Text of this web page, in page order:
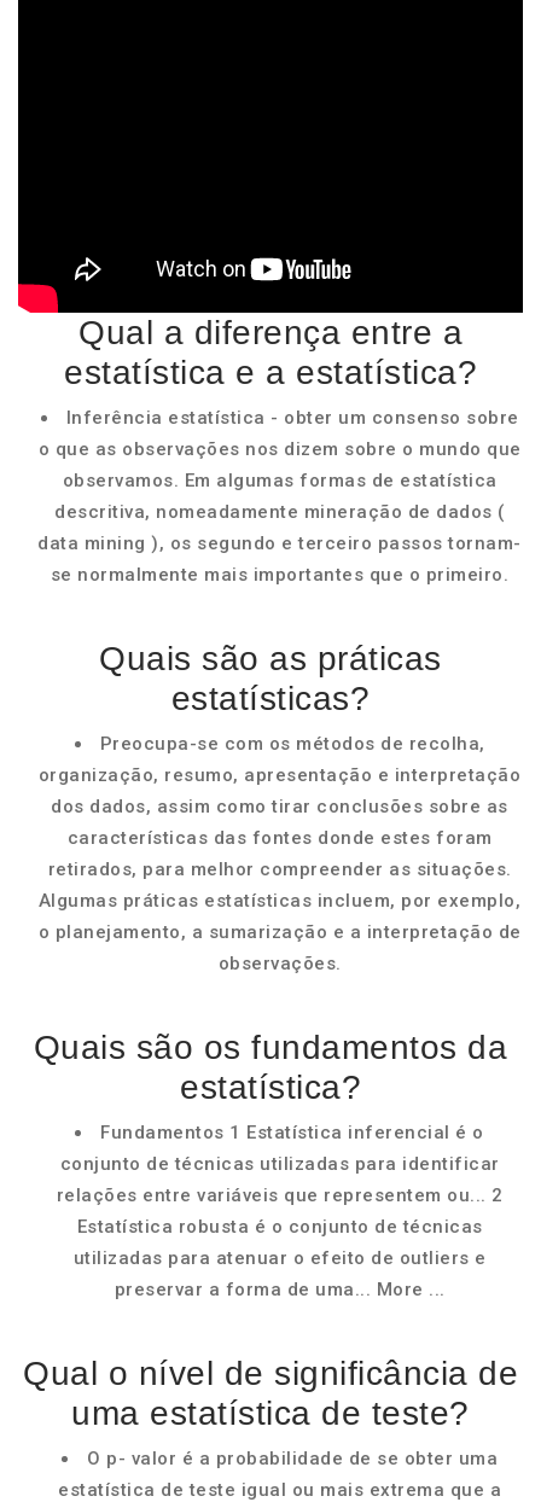
Qual a diferença entre a
estatística e a estatística?
Inferência estatística - obter um consenso sobre
o que as observações nos dizem sobre o mundo que
observamos. Em algumas formas de estatística
descritiva, nomeadamente mineração de dados (
data mining ), os segundo e terceiro passos tornam-
se normalmente mais importantes que o primeiro.
Quais são as práticas
estatísticas?
Preocupa-se com os métodos de recolha,
organização, resumo, apresentação e interpretação
dos dados, assim como tirar conclusões sobre as
características das fontes donde estes foram
retirados, para melhor compreender as situações.
Algumas práticas estatísticas incluem, por exemplo,
o planejamento, a sumarização e a interpretação de
observações.
Quais são os fundamentos da
estatística?
Fundamentos 1 Estatística inferencial é o
conjunto de técnicas utilizadas para identificar
relações entre variáveis que representem ou... 2
Estatística robusta é o conjunto de técnicas
utilizadas para atenuar o efeito de outliers e
preservar a forma de uma... More ...
Qual o nível de significância de
uma estatística de teste?
O p- valor é a probabilidade de se obter uma
estatística de teste igual ou mais extrema que a